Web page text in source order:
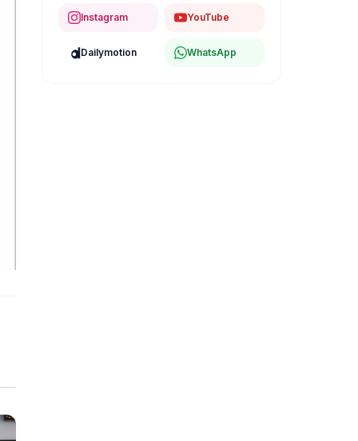
Instagram YouTube
Dailymotion WhatsApp